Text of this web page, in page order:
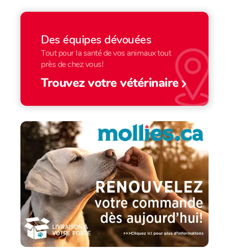
Des équipes dévouées
Tout pour la santé de vos animaux tout
près de chez vous!
Trouvez votre vétérinaire